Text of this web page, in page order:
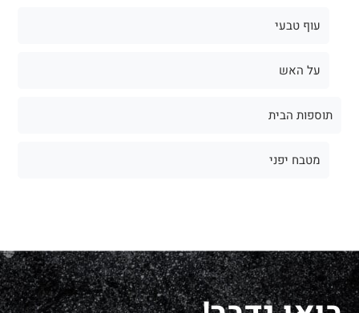
עוף טבעי
על האש
תוספות הבית
מטבח יפני